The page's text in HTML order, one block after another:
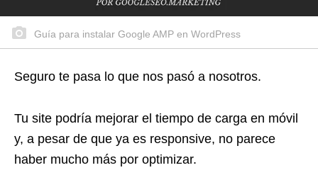
Guía para instalar Google AMP en WordPress
Seguro te pasa lo que nos pasó a nosotros.
Tu site podría mejorar el tiempo de carga en móvil
y, a pesar de que ya es responsive, no parece
haber mucho más por optimizar.